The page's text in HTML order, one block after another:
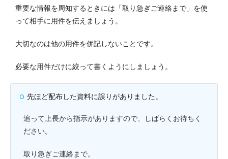
重要な情報を周知するときには「取り急ぎご連絡まで」を使
って相手に用件を伝えましょう。
大切なのは他の用件を併記しないことです。
必要な用件だけに絞って書くようにしましょう。
先ほど配布した資料に誤りがありました。
追って上長から指示がありますので、しばらくお待ちく
ださい。
取り急ぎご連絡まで。